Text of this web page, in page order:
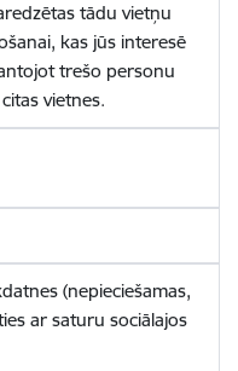
tādu vietņu
kas jūs interesē
trešo personu
vietnes.
(nepieciešamas,
ar saturu sociālajos